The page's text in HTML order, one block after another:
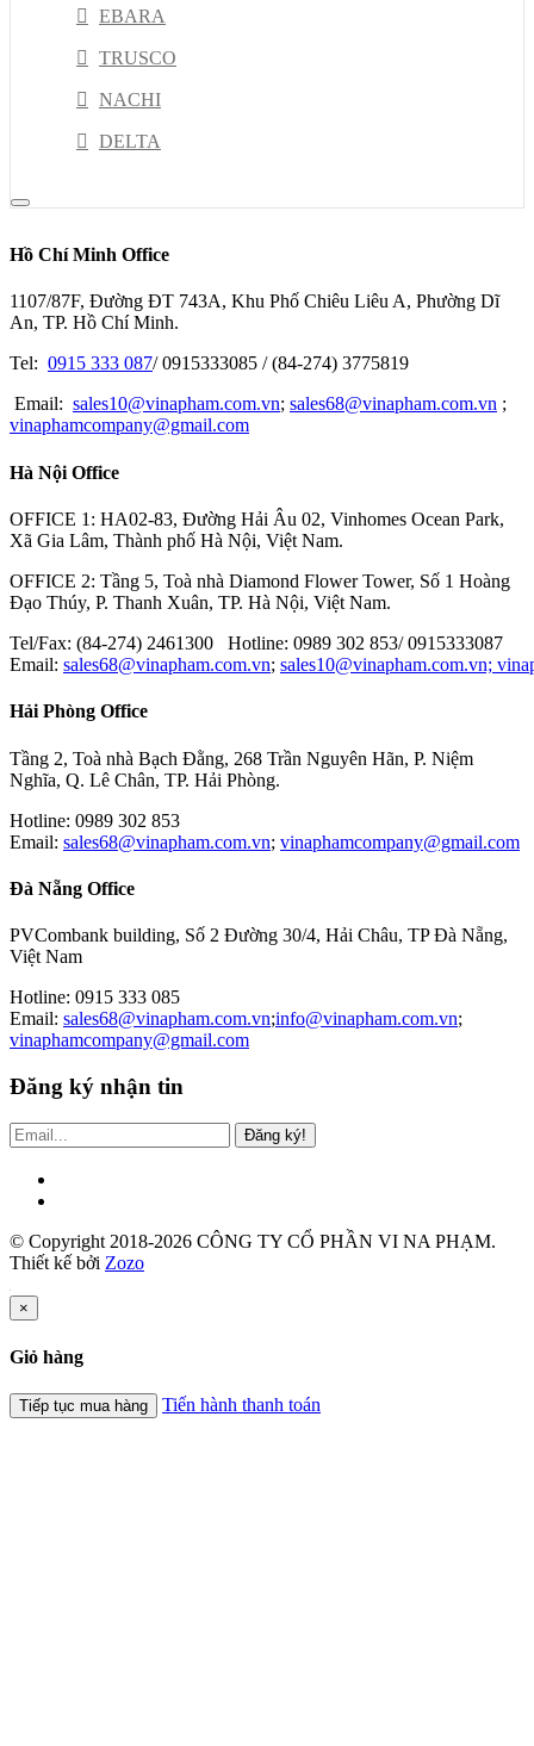
EBARA
TRUSCO
NACHI
DELTA
PISCO
HIOKI
GOOT
OPTEX-FA
MITOTUYO
Hồ Chí Minh Office
1107/87F, Đường ĐT 743A, Khu Phố Chiêu Liêu A, Phường Dĩ
An, TP. Hồ Chí Minh.
Tel: 0915 333 087/ 0915333085 / (84-274) 3775819
Email: sales10@vinapham.com.vn; sales68@vinapham.com.vn ;
vinaphamcompany@gmail.com
Hà Nội Office
OFFICE 1: HA02-83, Đường Hải Âu 02, Vinhomes Ocean Park,
Xã Gia Lâm, Thành phố Hà Nội, Việt Nam.
OFFICE 2: Tầng 5, Toà nhà Diamond Flower Tower, Số 1 Hoàng
Đạo Thúy, P. Thanh Xuân, TP. Hà Nội, Việt Nam.
Tel/Fax: (84-274) 2461300 Hotline: 0989 302 853/ 0915333087
Email: sales68@vinapham.com.vn; sales10@vinapham.com.vn;
Hải Phòng Office
Tầng 2, Toà nhà Bạch Đằng, 268 Trần Nguyên Hãn, P. Niệm
Nghĩa, Q. Lê Chân, TP. Hải Phòng.
Hotline: 0989 302 853
Email: sales68@vinapham.com.vn; vinaphamcompany@gmail.com
Đà Nẵng Office
PVCombank building, Số 2 Đường 30/4, Hải Châu, TP Đà Nẵng,
Việt Nam
Hotline: 0915 333 085
Email: sales68@vinapham.com.vn;info@vinapham.com.vn;
vinaphamcompany@gmail.com
Đăng ký nhận tin
Đăng ký!
© Copyright 2018-2026 CÔNG TY CỔ PHẦN VI NA PHẠM.
Thiết kế bởi Zozo
×
Giỏ hàng
Tiếp tục mua hàng Tiến hành thanh toán